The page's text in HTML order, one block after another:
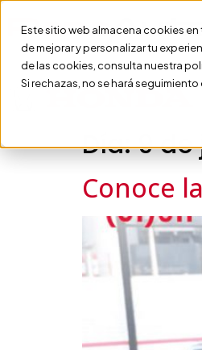
Este sitio web almacena cookies
de mejorar y personalizar tu
de las cookies, consulta nuestra
Si rechazas, no se hará
Día:9 de
Conoce